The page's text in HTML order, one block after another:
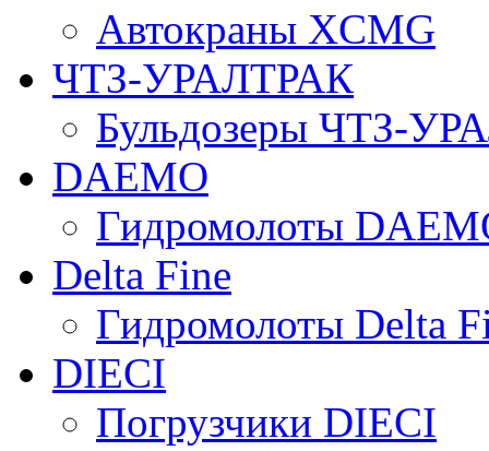
Автокраны XCMG
ЧТЗ-УРАЛТРАК
Бульдозеры ЧТЗ-
DAEMO
Гидромолоты
Delta Fine
Гидромолоты Delta
DIECI
Погрузчики DIECI